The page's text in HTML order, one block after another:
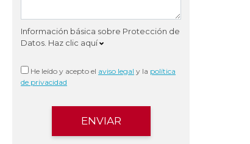
Información básica sobre Protección de
Datos. Haz clic aquí
He leído y acepto el aviso legal y la política
de privacidad